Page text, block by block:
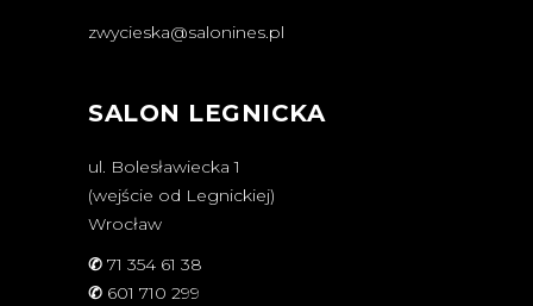
zwycieska@salonines.pl
SALON LEGNICKA
ul. Bolesławiecka 1
(wejście od Legnickiej)
Wrocław
✆ 71 354 61 38
✆ 601 710 299